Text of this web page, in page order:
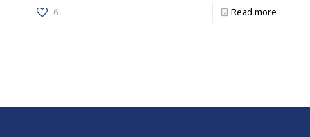
6 Read more